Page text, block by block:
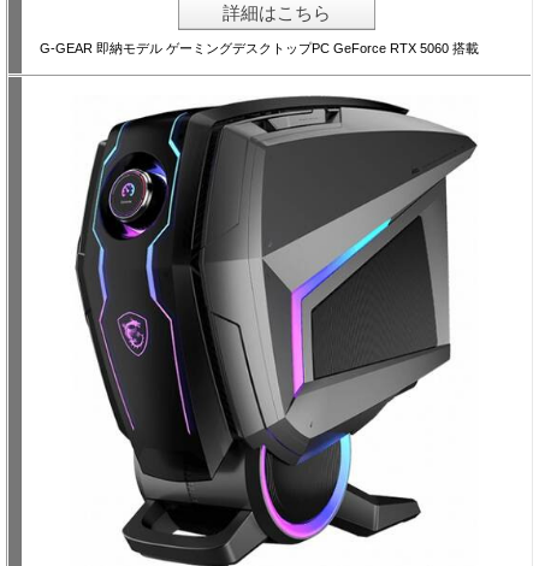
詳細はこちら
G-GEAR 即納モデル ゲーミングデスクトップPC GeForce RTX 5060 搭載